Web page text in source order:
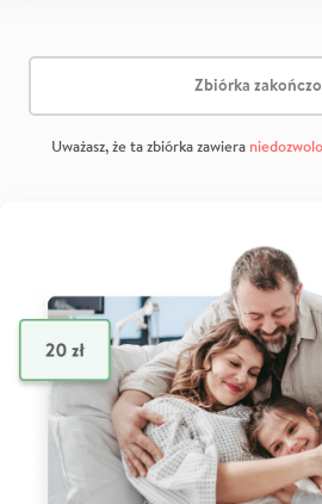
Zbiórka
Uważasz, że ta zbiórka zawiera